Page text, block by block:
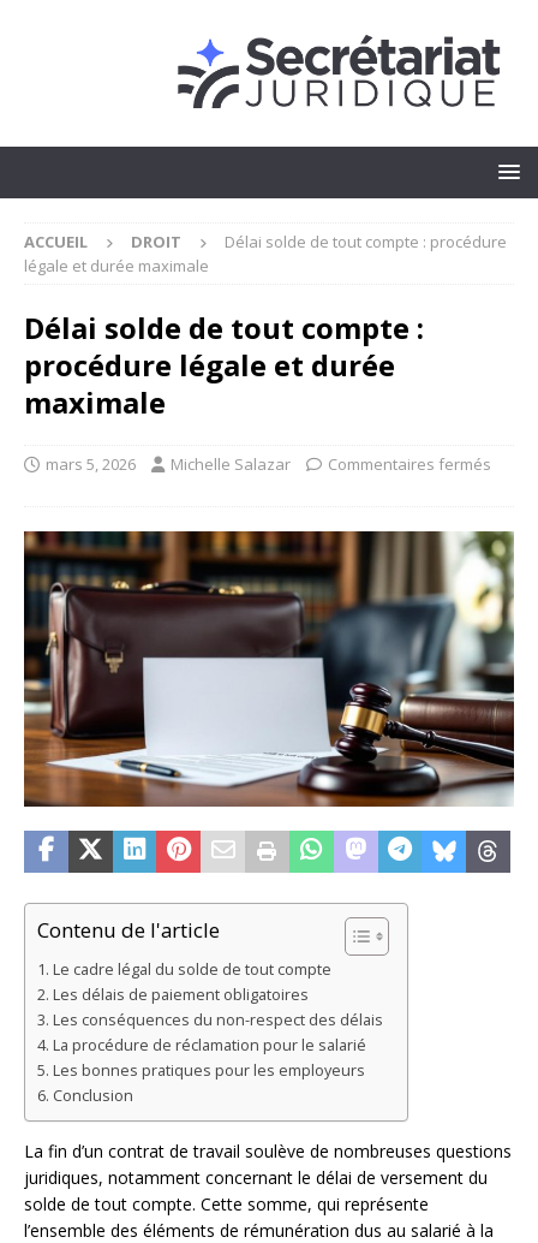
ACCUEIL DROIT
Délai solde de tout compte : procédure
légale et durée maximale
Délai solde de tout compte :
procédure légale et durée
maximale
mars 5, 2026 Michelle Salazar Commentaires fermés
Contenu de l'article
Le cadre légal du solde de tout compte
Les délais de paiement obligatoires
Les conséquences du non-respect des délais
La procédure de réclamation pour le salarié
Les bonnes pratiques pour les employeurs
Conclusion
La fin d’un contrat de travail soulève de nombreuses questions
juridiques, notamment concernant le délai de versement du
solde de tout compte. Cette somme, qui représente
l’ensemble des éléments de rémunération dus au salarié à la